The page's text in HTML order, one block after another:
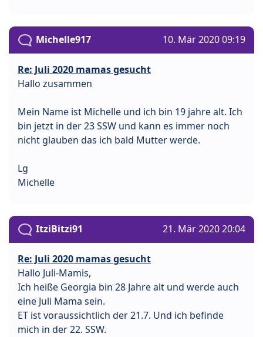
Michelle917 10. Mär 2020 09:19
Re: Juli 2020 mamas gesucht
Hallo zusammen
Mein Name ist Michelle und ich bin 19 jahre alt. Ich
bin jetzt in der 23 SSW und kann es immer noch
nicht glauben das ich bald Mutter werde.
Lg
Michelle
ItziBitzi91 21. Mär 2020 20:04
Re: Juli 2020 mamas gesucht
Hallo Juli-Mamis,
Ich heiße Georgia bin 28 Jahre alt und werde auch
eine Juli Mama sein.
ET ist voraussichtlich der 21.7. Und ich befinde
mich in der 22. SSW.